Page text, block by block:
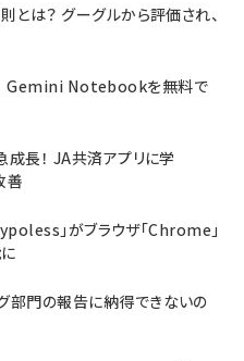
とは？ グーグルから評価され、
Gemini Notebookを無料で
長！ JA共済アプリに学
善
」がブラウザ「Chrome」
部門の報告に納得できないの